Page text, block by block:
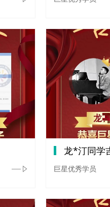
龙*汀同学
巨星优秀学员